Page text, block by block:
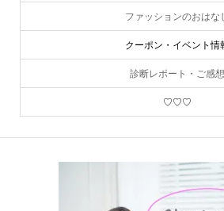
ファッションのおはな
クーポン・イベント情
診断レポート・ご感想
♡♡♡